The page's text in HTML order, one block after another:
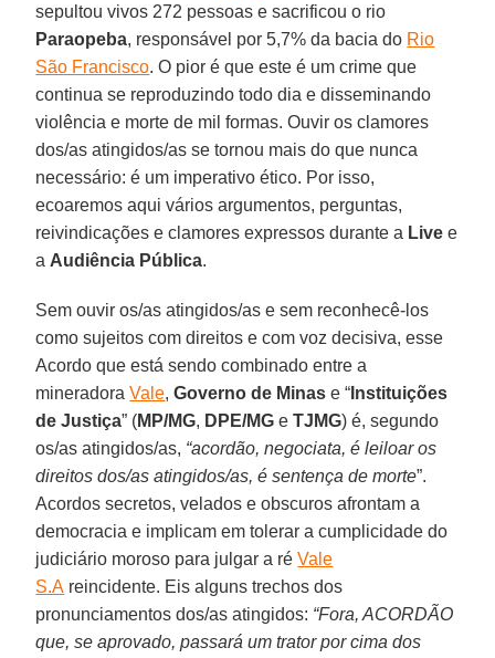
sepultou vivos 272 pessoas e sacrificou o rio
Paraopeba, responsável por 5,7% da bacia do Rio
São Francisco. O pior é que este é um crime que
continua se reproduzindo todo dia e disseminando
violência e morte de mil formas. Ouvir os clamores
dos/as atingidos/as se tornou mais do que nunca
necessário: é um imperativo ético. Por isso,
ecoaremos aqui vários argumentos, perguntas,
reivindicações e clamores expressos durante a Live e
a Audiência Pública.
Sem ouvir os/as atingidos/as e sem reconhecê-los
como sujeitos com direitos e com voz decisiva, esse
Acordo que está sendo combinado entre a
mineradoraVale,Governo de Minas e “ Instituições
de Justiça” (MP/MG, DPE/MG eTJMG) é, segundo
os/as atingidos/as, “acordão, negociata, é leiloar os
direitos dos/as atingidos/as, é sentença de morte”.
Acordos secretos, velados e obscuros afrontam a
democracia e implicam em tolerar a cumplicidade do
judiciário moroso para julgar a réVale
S.A reincidente. Eis alguns trechos dos
pronunciamentos dos/as atingidos: “Fora, ACORDÃO
que, se aprovado, passará um trator por cima dos